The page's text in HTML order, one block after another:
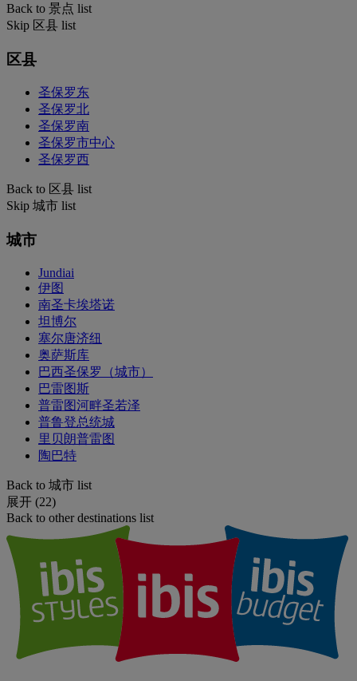
Back to 景点 list
Skip 区县 list
区县
圣保罗东
圣保罗北
圣保罗南
圣保罗市中心
圣保罗西
Back to 区县 list
Skip 城市 list
城市
Jundiai
伊图
南圣卡埃塔诺
坦博尔
塞尔唐济纽
奥萨斯库
巴西圣保罗（城市）
巴雷图斯
普雷图河畔圣若泽
普鲁登总统城
里贝朗普雷图
陶巴特
Back to 城市 list
展开 (22)
Back to other destinations list